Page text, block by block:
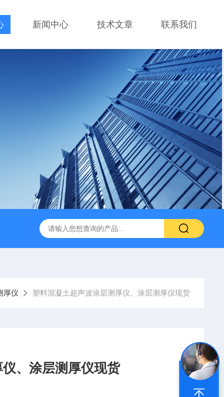
新闻中心 技术文章 联系我们
凝土泌水率试验容量筒试验方法 生石灰浆渣测定仪
厚仪 塑料混凝土超声波涂层测厚仪、涂层测厚仪现货
、涂层测厚仪现货